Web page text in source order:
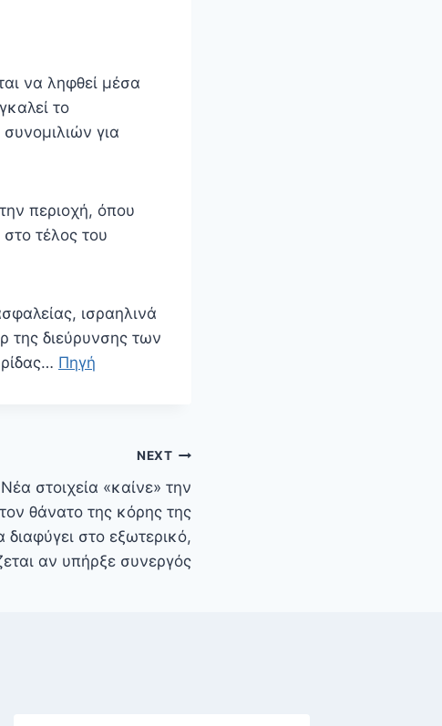
να ληφθεί μέσα
το
για
περιοχή, όπου
τέλος του
ισραηλινά
της διεύρυνσης των
Πηγή
NEXT
στοιχεία «καίνε» την
θάνατο της κόρης της
στο εξωτερικό,
αν υπήρξε συνεργός